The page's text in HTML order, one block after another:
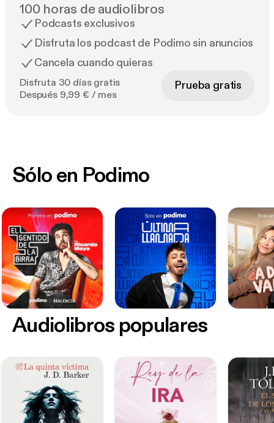
100 horas de audiolibros
Podcasts exclusivos
Disfruta los podcast de Podimo sin anuncios
Cancela cuando quieras
Disfruta 30 días gratis
Después 9,99 € / mes
Prueba gratis
Sólo en Podimo
Audiolibros populares